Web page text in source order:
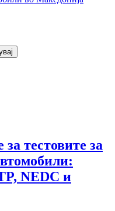
тестовите за
NEDC и